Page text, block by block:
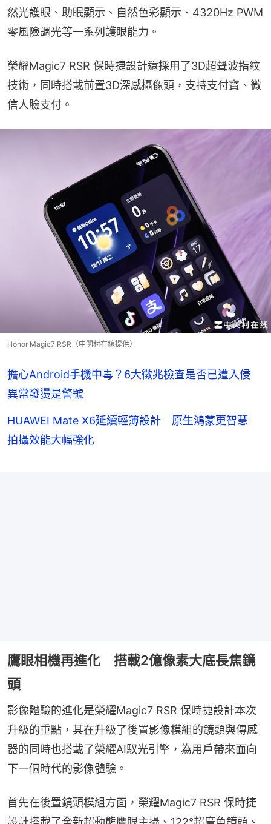
然光護眼、助眠顯示、自然色彩顯示、4320Hz PWM
零風險調光等一系列護眼能力。
榮耀Magic7 RSR 保時捷設計還採用了3D超聲波指紋
技術，同時搭載前置3D深感攝像頭，支持支付寶、微
信人臉支付。
Honor Magic7 RSR（中關村在線提供）
擔心Android手機中毒？6大徵兆檢查是否已遭入侵
異常發燙是警號
HUAWEI Mate X6延續輕薄設計 原生鴻蒙更智慧
拍攝效能大幅強化
鷹眼相機再進化 搭載2億像素大底長焦鏡
頭
影像體驗的進化是榮耀Magic7 RSR 保時捷設計本次
升級的重點，其在升級了後置影像模組的鏡頭與傳感
器的同時也搭載了榮耀AI馭光引擎，為用戶帶來面向
下一個時代的影像體驗。
首先在後置鏡頭模組方面，榮耀Magic7 RSR 保時捷